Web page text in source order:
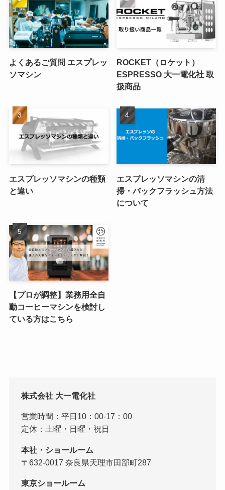
よくあるご質問 エスプレッ
ソマシン
ROCKET（ロケット）
ESPRESSO 大一電化社 取
扱商品
エスプレッソマシンの種類
と違い
エスプレッソマシンの清
掃・バックフラッシュ方法
について
【プロが調整】業務用全自
動コーヒーマシンを検討し
ている方はこちら
株式会社 大一電化社
営業時間：平日10：00-17：00
定休：土曜・日曜・祝日
本社・ショールーム
〒632-0017 奈良県天理市田部町287
東京ショールーム